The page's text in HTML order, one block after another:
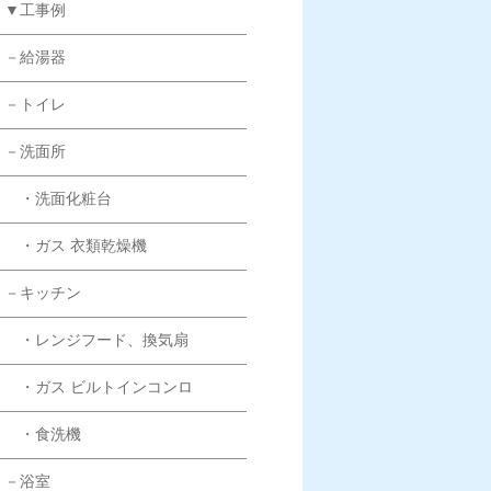
▼工事例
－給湯器
－トイレ
－洗面所
・洗面化粧台
・ガス 衣類乾燥機
－キッチン
・レンジフード、換気扇
・ガス ビルトインコンロ
・食洗機
－浴室